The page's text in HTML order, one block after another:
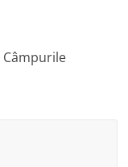
Câmpurile